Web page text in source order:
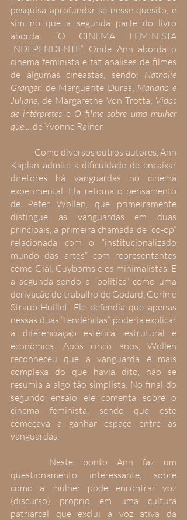
pesquisa aprofundar-se nesse quesito, e
sim no que a segunda parte do livro
aborda, “O CINEMA FEMINISTA
INDEPENDENTE”. Onde Ann aborda o
cinema feminista e faz analises de filmes
de algumas cineastas, sendo: Nathalie
Granger, de Marguerite Duras; Mariana e
Juliane, de Margarethe Von Trotta; Vidas
de intérpretes e O filme sobre uma mulher
que..., de Yvonne Rainer.
Kaplan admite a dificuldade de encaixar
diretores há vanguardas no cinema
experimental. Ela retoma o pensamento
de Peter Wollen, que primeiramente
distingue as vanguardas em duas
principais, a primeira chamada de “co-op”
relacionada com o “institucionalizado
mundo das artes” com representantes
como Gial, Cuyborns e os minimalistas. E
a segunda sendo a “política” como uma
derivação do trabalho de Godard, Gorin e
Straub-Huillet. Ele defendia que apenas
nessas duas “tendências” poderia explicar
a diferenciação estética, estrutural e
econômica. Após cinco anos, Wollen
reconheceu que a vanguarda é mais
complexa do que havia dito, não se
resumia a algo tão simplista. No final do
segundo ensaio ele comenta sobre o
cinema feminista, sendo que este
começava a ganhar espaço entre as
vanguardas.
questionamento interessante, sobre
como a mulher pode encontrar voz
(discurso) próprio em uma cultura
patriarcal que exclui a voz ativa da